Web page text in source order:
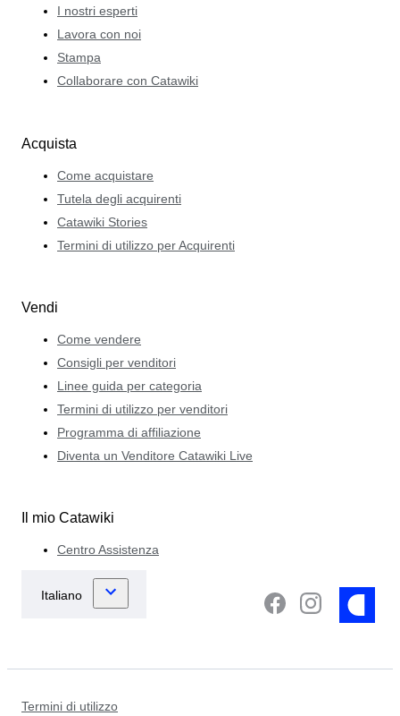
I nostri esperti
Lavora con noi
Stampa
Collaborare con Catawiki
Acquista
Come acquistare
Tutela degli acquirenti
Catawiki Stories
Termini di utilizzo per Acquirenti
Vendi
Come vendere
Consigli per venditori
Linee guida per categoria
Termini di utilizzo per venditori
Programma di affiliazione
Diventa un Venditore Catawiki Live
Il mio Catawiki
Centro Assistenza
Termini di utilizzo